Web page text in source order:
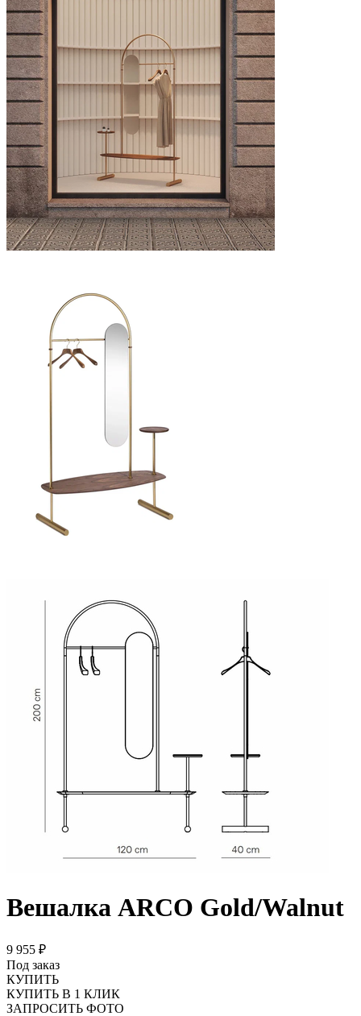
Вешалка ARCO Gold/Walnut
9 955 ₽
Под заказ
КУПИТЬ
КУПИТЬ В 1 КЛИК
ЗАПРОСИТЬ ФОТО